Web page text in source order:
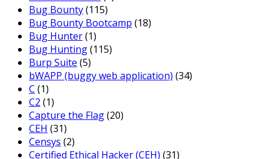
Bug Bounty(115)
Bug Bounty Bootcamp (18)
Bug Hunter(1)
Bug Hunting(115)
Burp Suite (5)
bWAPP (buggy web application) (34)
C (1)
C2 (1)
Capture the Flag(20)
CEH (31)
Censys (2)
Certified Ethical Hacker (CEH) (31)